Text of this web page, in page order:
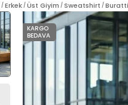
Erkek Üst Giyim Sweatshirt
KARGO
BEDAVA